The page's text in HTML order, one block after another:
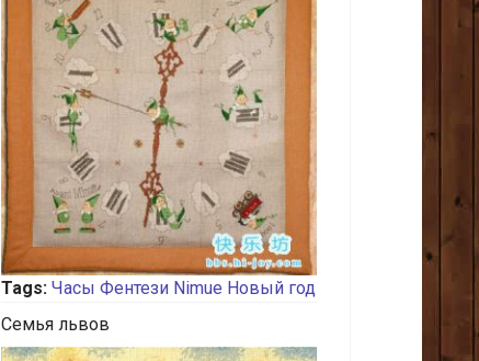
Tags: Часы Фентези Nimue Новый год
Семья львов